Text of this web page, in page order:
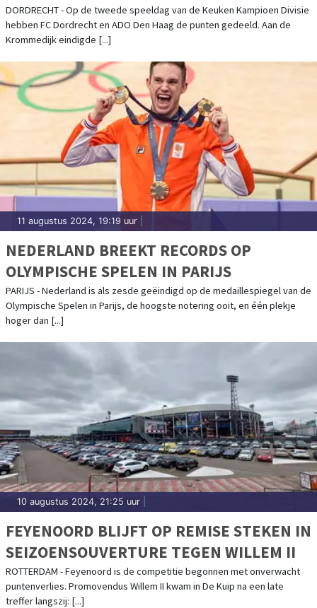
DORDRECHT - Op de tweede speeldag van de Keuken Kampioen Divisie
hebben FC Dordrecht en ADO Den Haag de punten gedeeld. Aan de
Krommedijk eindigde [...]
11 augustus 2024, 19:19 uur
NEDERLAND BREEKT RECORDS OP
OLYMPISCHE SPELEN IN PARIJS
PARIJS - Nederland is als zesde geëindigd op de medaillespiegel van de
Olympische Spelen in Parijs, de hoogste notering ooit, en één plekje
hoger dan [...]
10 augustus 2024, 21:25 uur
FEYENOORD BLIJFT OP REMISE STEKEN IN
SEIZOENSOUVERTURE TEGEN WILLEM II
ROTTERDAM - Feyenoord is de competitie begonnen met onverwacht
puntenverlies. Promovendus Willem II kwam in De Kuip na een late
treffer langszij: [...]